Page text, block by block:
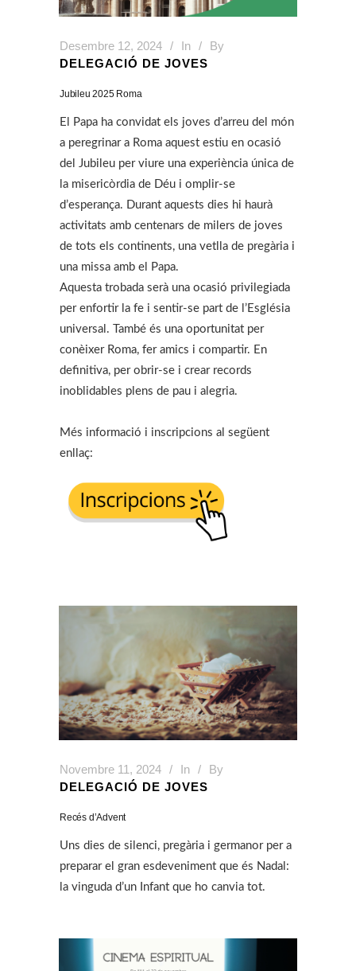
Desembre 12, 2024 In
By
DELEGACIÓ DE JOVES
Jubileu 2025 Roma
El Papa ha convidat els joves d’arreu del món
a peregrinar a Roma aquest estiu en ocasió
del Jubileu per viure una experiència única de
la misericòrdia de Déu i omplir-se
d’esperança. Durant aquests dies hi haurà
activitats amb centenars de milers de joves
de tots els continents, una vetlla de pregària i
una missa amb el Papa.
Aquesta trobada serà una ocasió privilegiada
per enfortir la fe i sentir-se part de l’Església
universal. També és una oportunitat per
conèixer Roma, fer amics i compartir. En
definitiva, per obrir-se i crear records
inoblidables plens de pau i alegria.
Més informació i inscripcions al següent
enllaç:
Novembre 11, 2024 In
By
DELEGACIÓ DE JOVES
Recés d’Advent
Uns dies de silenci, pregària i germanor per a
preparar el gran esdeveniment que és Nadal:
la vinguda d’un Infant que ho canvia tot.